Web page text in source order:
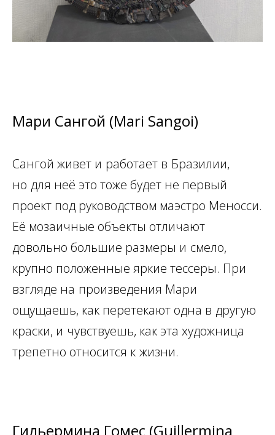
Мари Сангой (Mari Sangoi)
Сангой живет и работает в Бразилии,
но для неё это тоже будет не первый
проект под руководством маэстро Меносси.
Её мозаичные объекты отличают
довольно большие размеры и смело,
крупно положенные яркие тессеры. При
взгляде на произведения Мари
ощущаешь, как перетекают одна в другую
краски, и чувствуешь, как эта художница
трепетно относится к жизни.
Гильермина Гомес (Guillermina